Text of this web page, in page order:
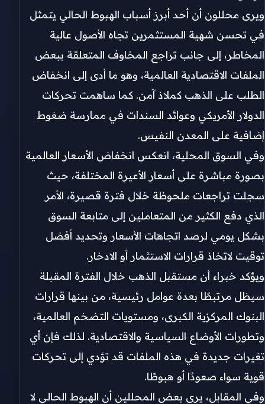
ويرى محللون أن أحد أبرز أسباب الهبوط الحالي يتمثل
في تحسن شهية المستثمرين تجاه الأصول عالية
المخاطر، إلى جانب تراجع المخاوف المتعلقة ببعض
الملفات الاقتصادية العالمية، وهو ما أدى إلى انخفاض
الطلب على الذهب كملاذ آمن. كما ساهمت تحركات
الدولار الأمريكي وعوائد السندات في ممارسة ضغوط
إضافية على المعدن النفيس.
وفي السوق المحلية، انعكس انخفاض الأسعار العالمية
بصورة مباشرة على أسعار الأعيرة المختلفة، حيث
سجلت تراجعات ملحوظة خلال فترة قصيرة، الأمر
الذي دفع الكثير من المتعاملين إلى متابعة السوق
بشكل يومي لرصد اتجاهات الأسعار وتحديد أفضل
توقيت لاتخاذ قرارات الاستثمار أو الادخار.
ويؤكد خبراء أن مستقبل الذهب خلال الفترة المقبلة
سيظل مرتبطًا بعدة عوامل رئيسية، من بينها قرارات
البنوك المركزية الكبرى، ومستويات التضخم العالمية،
وتطورات الأوضاع السياسية والاقتصادية. لذلك فإن أي
تغيرات جديدة في هذه الملفات قد تؤدي إلى تحركات
قوية سواء صعودًا أو هبوطًا.
وفي المقابل، يرى بعض المحللين أن الهبوط الحالي لا